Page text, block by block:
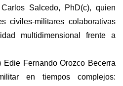
Salcedo, PhD(c), quien
civiles-militares colaborativas
multidimensional frente a
Edie Fernando Orozco Becerra
en tiempos complejos: